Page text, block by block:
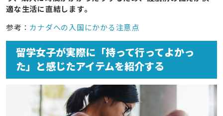
適な生活に直結します。
参考： カナダへの入国にかかる注意点
留学女子が実際に「持って行ってよかっ
た」と感じたアイテムを紹介する